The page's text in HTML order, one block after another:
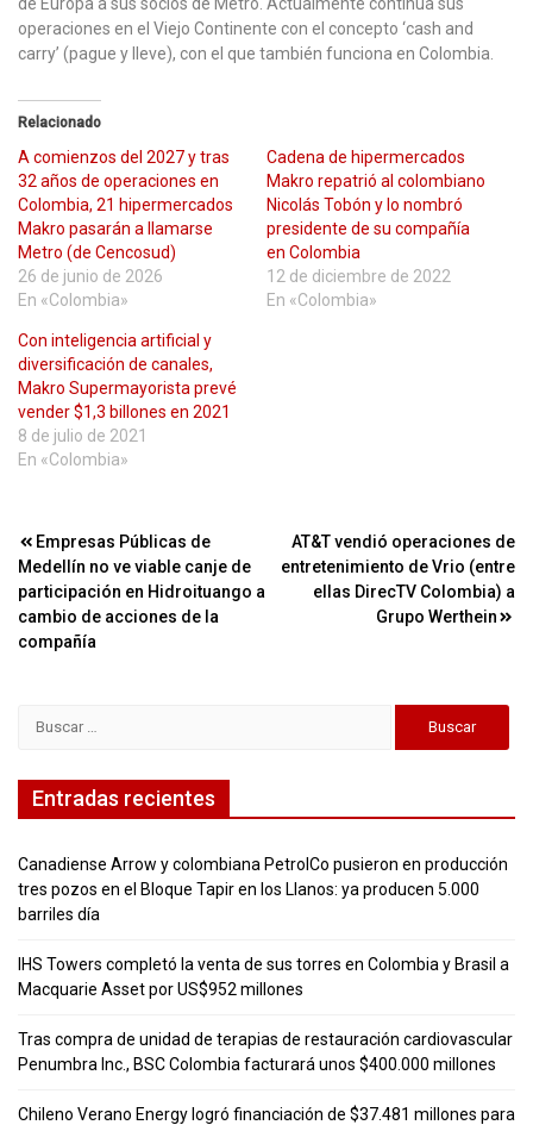
operaciones en el Viejo Continente con el concepto ‘cash and
carry’ (pague y lleve), con el que también funciona en Colombia.
Relacionado
A comienzos del 2027 y tras
32 años de operaciones en
Colombia, 21 hipermercados
Makro pasarán a llamarse
Metro (de Cencosud)
26 de junio de 2026
En «Colombia»
Cadena de hipermercados
Makro repatrió al colombiano
Nicolás Tobón y lo nombró
presidente de su compañía
en Colombia
12 de diciembre de 2022
En «Colombia»
Con inteligencia artificial y
diversificación de canales,
Makro Supermayorista prevé
vender $1,3 billones en 2021
8 de julio de 2021
En «Colombia»
Navegación
de
entradas
Empresas Públicas de
Medellín no ve viable canje de
participación en Hidroituango a
cambio de acciones de la
compañía
AT&T vendió operaciones de
entretenimiento de Vrio (entre
ellas DirecTV Colombia) a
Grupo Werthein
Entradas recientes
Canadiense Arrow y colombiana PetrolCo pusieron en producción
tres pozos en el Bloque Tapir en los Llanos: ya producen 5.000
barriles día
IHS Towers completó la venta de sus torres en Colombia y Brasil a
Macquarie Asset por US$952 millones
Tras compra de unidad de terapias de restauración cardiovascular
Penumbra Inc., BSC Colombia facturará unos $400.000 millones
Chileno Verano Energy logró financiación de $37.481 millones para